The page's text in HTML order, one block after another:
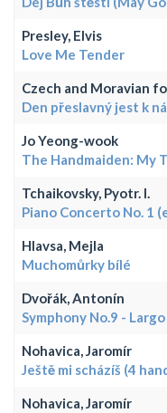
Presley, Elvis
Love Me Tender
Czech and Moravian
Den přeslavný jest k
Jo Yeong-wook
The Handmaiden: My
Tchaikovsky, Pyotr. I.
Piano Concerto No. 1
Hlavsa, Mejla
Muchomůrky bílé
Dvořák, Antonín
Symphony No.9 - Largo
Nohavica, Jaromír
Ještě mi scházíš (4
Nohavica, Jaromír